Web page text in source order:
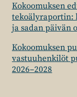
Kokoomuksen
tekoälyraportin:
ja sadan päivän
Kokoomuksen
vastuuhenkilöt
2026–2028